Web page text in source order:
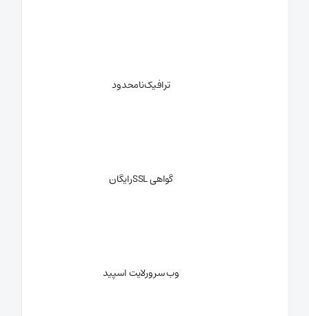
ترافیکنامحدود
گواهی SSL رایگان
وب سرورلایت اسپید